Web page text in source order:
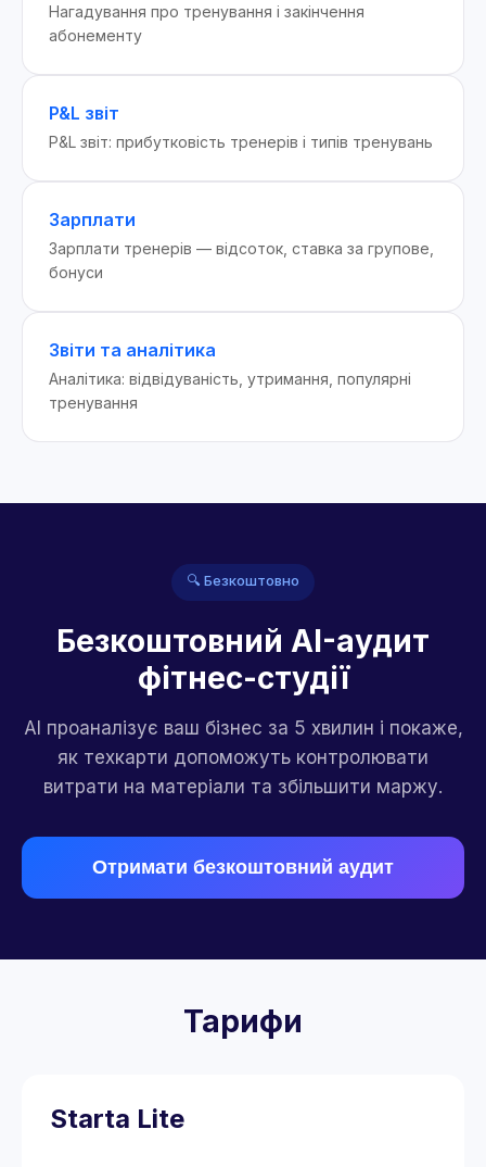
Нагадування про тренування і закінчення
абонементу
P&L звіт
P&L звіт: прибутковість тренерів і типів тренувань
Зарплати
Зарплати тренерів — відсоток, ставка за групове,
бонуси
Звіти та аналітика
Аналітика: відвідуваність, утримання, популярні
тренування
🔍 Безкоштовно
Безкоштовний AI-аудит
фітнес-студії
AI проаналізує ваш бізнес за 5 хвилин і покаже,
як техкарти допоможуть контролювати
витрати на матеріали та збільшити маржу.
Отримати безкоштовний аудит
Тарифи
Starta Lite